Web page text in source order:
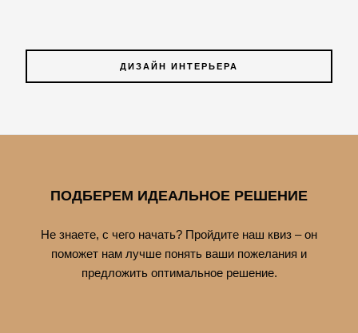
ДИЗАЙН ИНТЕРЬЕРА
ПОДБЕРЕМ ИДЕАЛЬНОЕ РЕШЕНИЕ
Не знаете, с чего начать? Пройдите наш квиз – он
поможет нам лучше понять ваши пожелания и
предложить оптимальное решение.